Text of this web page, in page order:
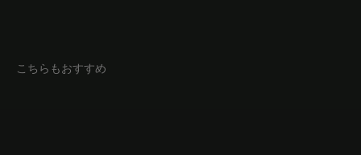
こちらもおすすめ